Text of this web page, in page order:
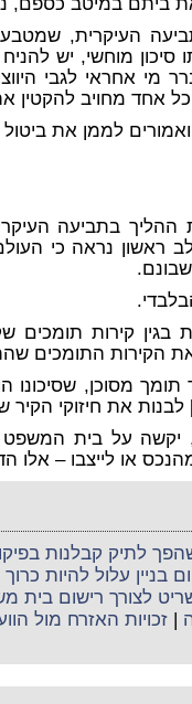
העיקרית, שמטבע
מוחשי, יש
מי אחראי לגבי
אחד מחויב להקטין
ואמורים לממן את
ההליך בתביעה
ראשון נראה כי
בגין קירות
הקירות התומכים
תומך מסוכן,
את חיזוקי הקיר
יקשה על בית המשפט
או לייצבו – אלו
שהפך לתיק קבלנות
בניין עלול להיות
לצורך רישום בית
| זכויות האזרח מול